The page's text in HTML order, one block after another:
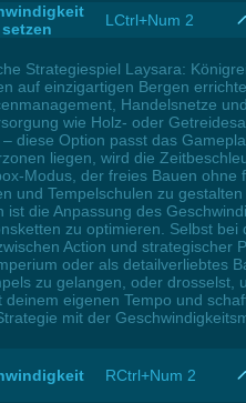
LCtrl+Num 2
Strategiespiel Laysara:
auf einzigartigen Bergen
Handelsnetze
wie Holz- oder
diese Option passt das
liegen, wird die
Modus, der freies Bauen
und Tempelschulen zu
ist die Anpassung des
zu optimieren. Selbst
Action und strategischer
oder als detailverliebtes
zu gelangen, oder drosselst,
deinem eigenen Tempo und
mit der
RCtrl+Num 2